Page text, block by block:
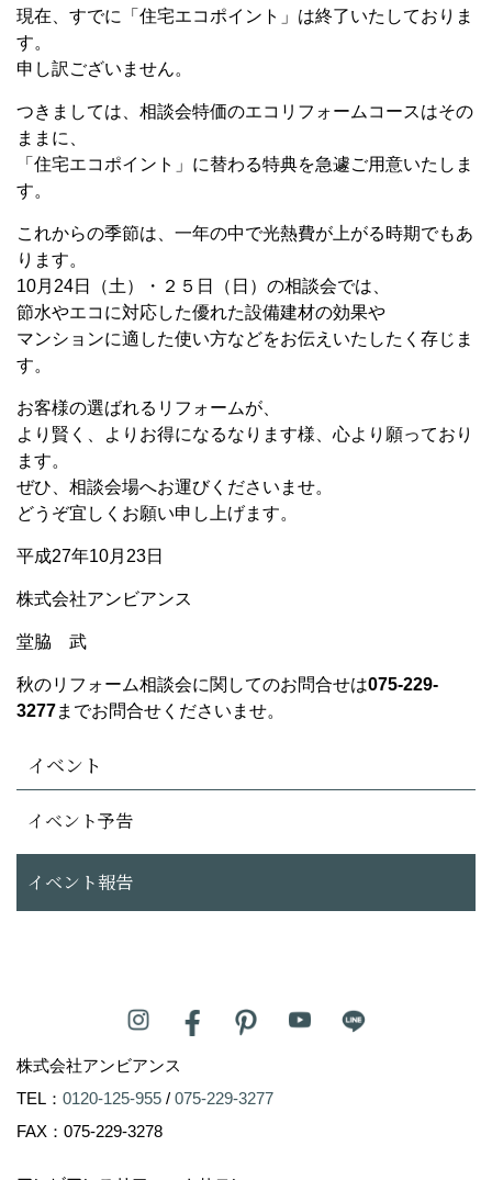
現在、すでに「住宅エコポイント」は終了いたしておりま
す。
申し訳ございません。
つきましては、相談会特価のエコリフォームコースはその
ままに、
「住宅エコポイント」に替わる特典を急遽ご用意いたしま
す。
これからの季節は、一年の中で光熱費が上がる時期でもあ
ります。
10月24日（土）・２５日（日）の相談会では、
節水やエコに対応した優れた設備建材の効果や
マンションに適した使い方などをお伝えいたしたく存じま
す。
お客様の選ばれるリフォームが、
より賢く、よりお得になるなります様、心より願っており
ます。
ぜひ、相談会場へお運びくださいませ。
どうぞ宜しくお願い申し上げます。
平成27年10月23日
株式会社アンビアンス
堂脇 武
秋のリフォーム相談会に関してのお問合せは075-229-
3277までお問合せくださいませ。
イベント
イベント予告
イベント報告
株式会社アンビアンス
TEL： 0120-125-955 / 075-229-3277
FAX：075-229-3278